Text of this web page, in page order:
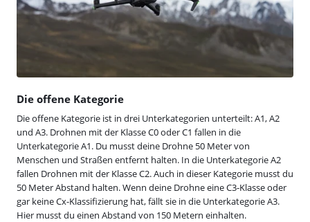
Die offene Kategorie
Die offene Kategorie ist in drei Unterkategorien unterteilt: A1, A2
und A3. Drohnen mit der Klasse C0 oder C1 fallen in die
Unterkategorie A1. Du musst deine Drohne 50 Meter von
Menschen und Straßen entfernt halten. In die Unterkategorie A2
fallen Drohnen mit der Klasse C2. Auch in dieser Kategorie musst du
50 Meter Abstand halten. Wenn deine Drohne eine C3-Klasse oder
gar keine Cx-Klassifizierung hat, fällt sie in die Unterkategorie A3.
Hier musst du einen Abstand von 150 Metern einhalten.